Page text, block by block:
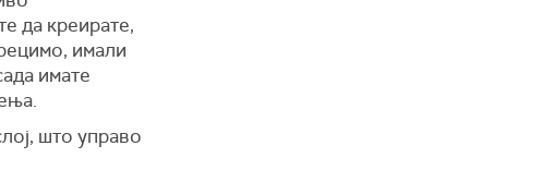
да креирате,
имали
имате
што управо